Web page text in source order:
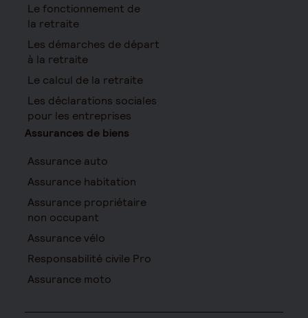
Le fonctionnement de
la retraite
Les démarches de départ
à la retraite
Le calcul de la retraite
Les déclarations sociales
pour les entreprises
Assurances de biens
Assurance auto
Assurance habitation
Assurance propriétaire
non occupant
Assurance vélo
Responsabilité civile Pro
Assurance moto